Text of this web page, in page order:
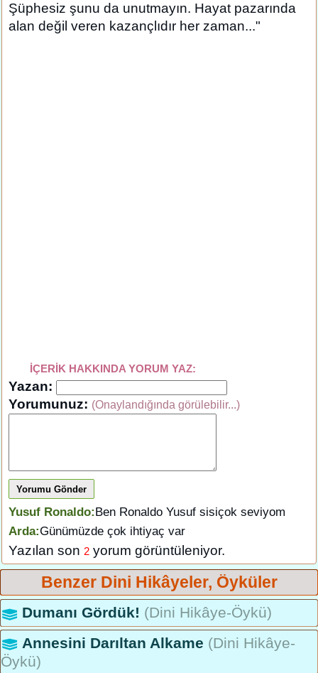
Şüphesiz şunu da unutmayın. Hayat pazarında
alan değil veren kazançlıdır her zaman..."
İÇERİK HAKKINDA YORUM YAZ:
Yazan:
Yorumunuz: (Onaylandığında görülebilir...)
Yorumu Gönder
Yusuf Ronaldo:Ben Ronaldo Yusuf sisiçok seviyom
Arda:Günümüzde çok ihtiyaç var
Yazılan son 2 yorum görüntüleniyor.
Benzer Dini Hikâyeler, Öyküler
Dumanı Gördük! (Dini Hikâye-Öykü)
Annesini Darıltan Alkame (Dini Hikâye-
Öykü)